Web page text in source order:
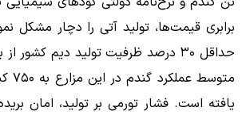
برابری قیمت‌ها، تولید آتی را دچار مشکل
حداقل ۳۰ درصد ظرفیت تولید دیم کشور
یافته است. فشار تورمی بر تولید، امان